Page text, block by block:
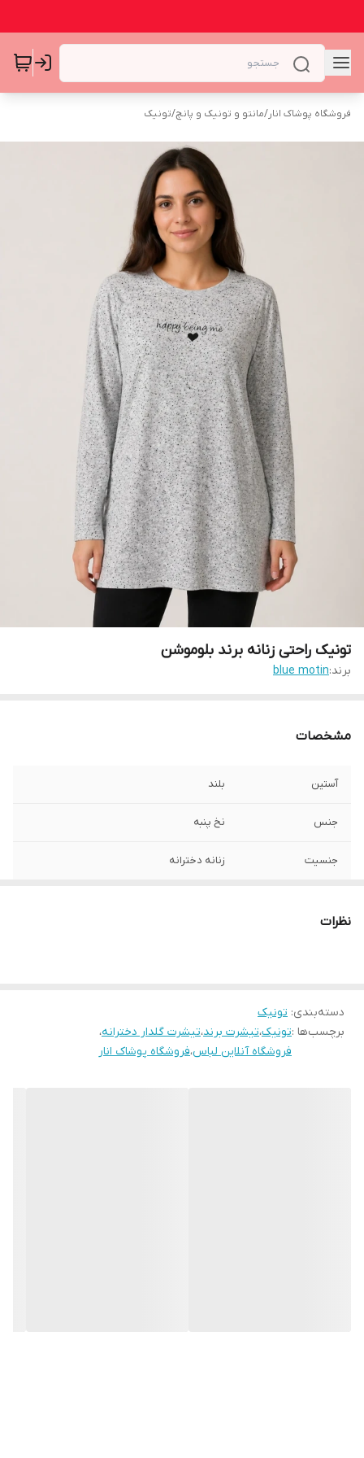
فروشگاه پوشاک انار/مانتو و تونیک و پانچ/تونیک
تونیک راحتی زنانه برند بلوموشن
برند:blue motin
مشخصات
آستین بلند
جنس نخ پنبه
جنسیت زنانه دخترانه
سایز
خالخالی
نظرات
دسته‌بندی: تونیک
برچسب‌ها :تونیک،تیشرت برند،تیشرت گلدار دخترانه،
فروشگاه آنلاین لباس،فروشگاه پوشاک انار